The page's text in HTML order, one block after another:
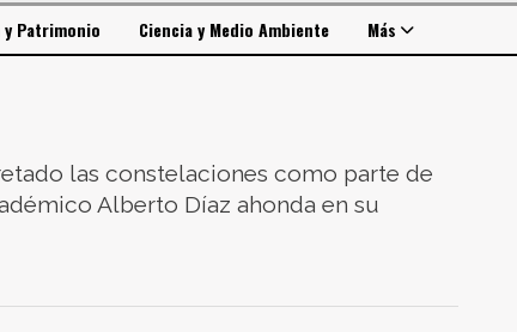
Patrimonio Ciencia y Medio Ambiente Más
las constelaciones como parte de
Alberto Díaz ahonda en su